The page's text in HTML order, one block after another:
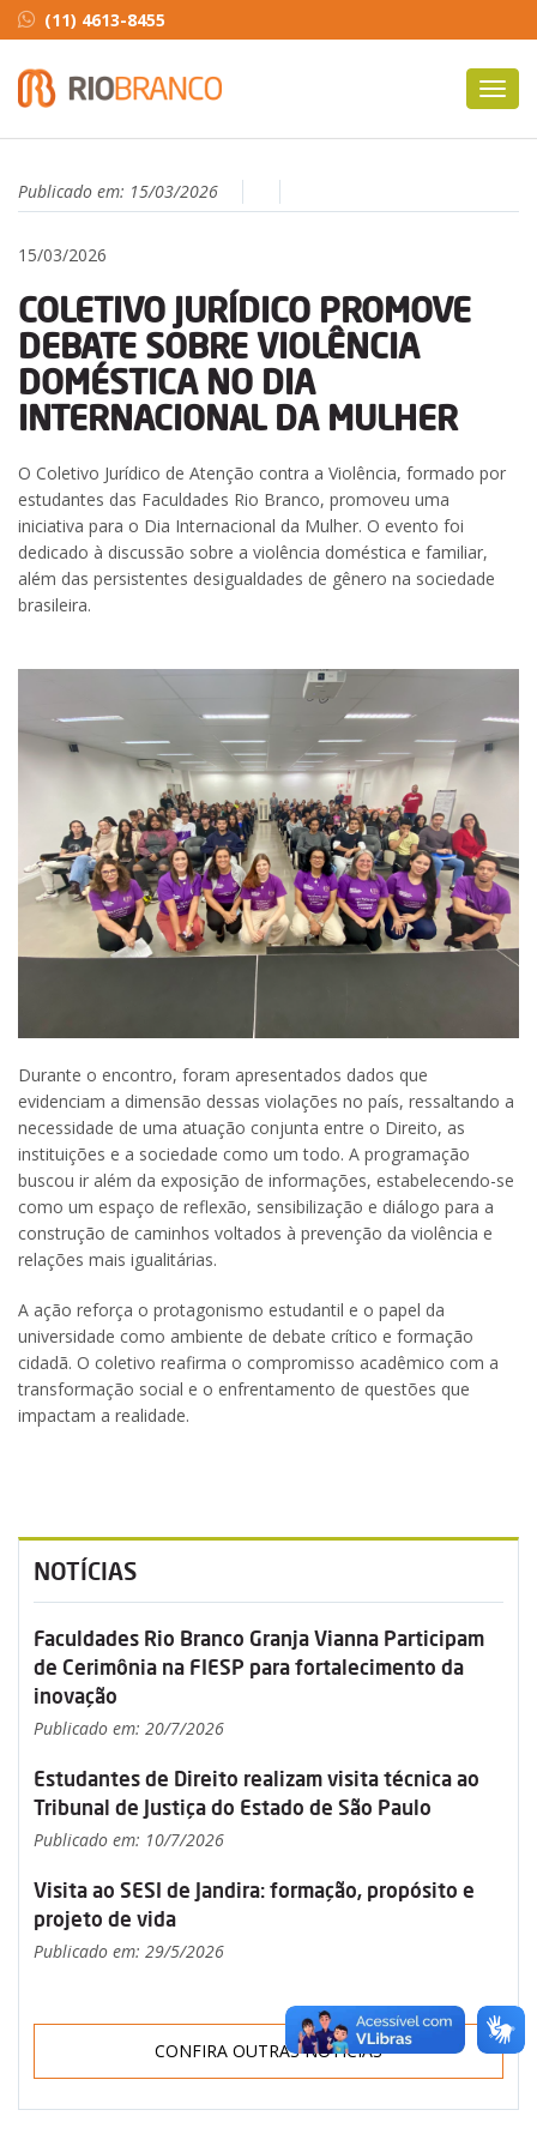
(11) 4613-8455
Publicado em: 15/03/2026
15/03/2026
COLETIVO JURÍDICO PROMOVE
DEBATE SOBRE VIOLÊNCIA
DOMÉSTICA NO DIA
INTERNACIONAL DA MULHER
O Coletivo Jurídico de Atenção contra a Violência, formado por
estudantes das Faculdades Rio Branco, promoveu uma
iniciativa para o Dia Internacional da Mulher. O evento foi
dedicado à discussão sobre a violência doméstica e familiar,
além das persistentes desigualdades de gênero na sociedade
brasileira.
Durante o encontro, foram apresentados dados que
evidenciam a dimensão dessas violações no país, ressaltando a
necessidade de uma atuação conjunta entre o Direito, as
instituições e a sociedade como um todo. A programação
buscou ir além da exposição de informações, estabelecendo-se
como um espaço de reflexão, sensibilização e diálogo para a
construção de caminhos voltados à prevenção da violência e
relações mais igualitárias.
A ação reforça o protagonismo estudantil e o papel da
universidade como ambiente de debate crítico e formação
cidadã. O coletivo reafirma o compromisso acadêmico com a
transformação social e o enfrentamento de questões que
impactam a realidade.
NOTÍCIAS
Faculdades Rio Branco Granja Vianna Participam
de Cerimônia na FIESP para fortalecimento da
inovação
Publicado em: 20/7/2026
Estudantes de Direito realizam visita técnica ao
Tribunal de Justiça do Estado de São Paulo
Publicado em: 10/7/2026
Visita ao SESI de Jandira: formação, propósito e
projeto de vida
Publicado em: 29/5/2026
CONFIRA OUTRAS NOTÍCIAS